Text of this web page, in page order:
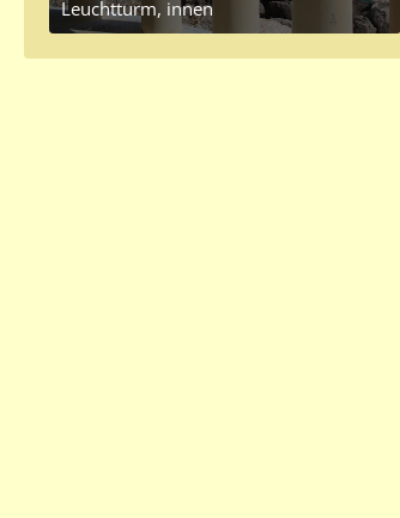
Leuchtturm, innen
July 9, 2016 at 4:14 PM